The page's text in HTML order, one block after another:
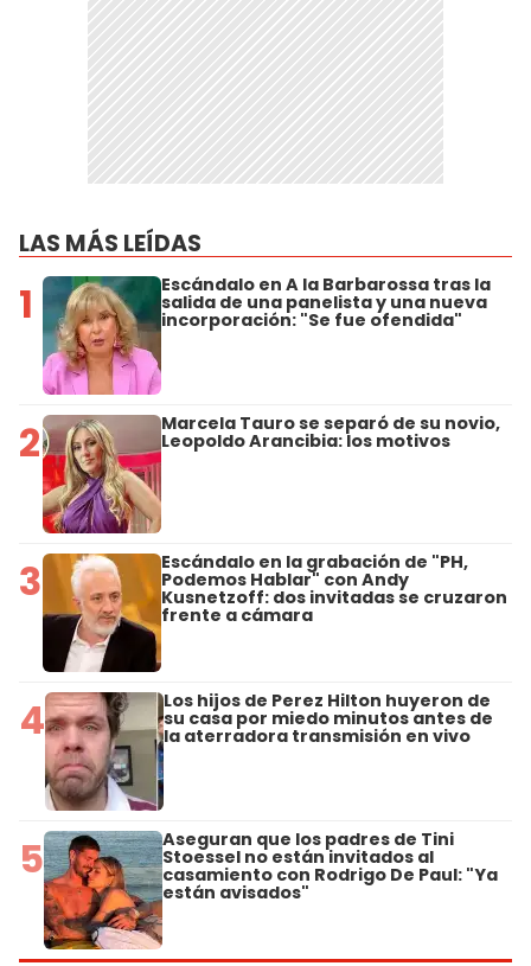
LAS MÁS LEÍDAS
1 Escándalo en A la Barbarossa tras la
salida de una panelista y una nueva
incorporación: "Se fue ofendida"
2 Marcela Tauro se separó de su novio,
Leopoldo Arancibia: los motivos
3 Escándalo en la grabación de "PH,
Podemos Hablar" con Andy
Kusnetzoff: dos invitadas se cruzaron
frente a cámara
4 Los hijos de Perez Hilton huyeron de
su casa por miedo minutos antes de
la aterradora transmisión en vivo
5 Aseguran que los padres de Tini
Stoessel no están invitados al
casamiento con Rodrigo De Paul: "Ya
están avisados"